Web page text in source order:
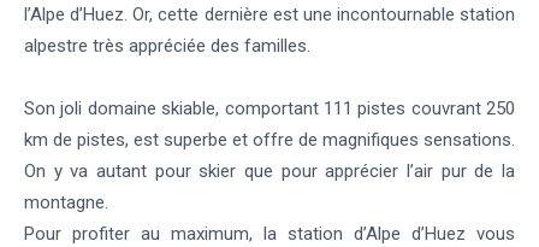
l’Alpe d’Huez. Or, cette dernière est une incontournable station
alpestre très appréciée des familles.
Son joli domaine skiable, comportant 111 pistes couvrant 250
km de pistes, est superbe et offre de magnifiques sensations.
On y va autant pour skier que pour apprécier l’air pur de la
montagne.
Pour profiter au maximum, la station d’Alpe d’Huez vous